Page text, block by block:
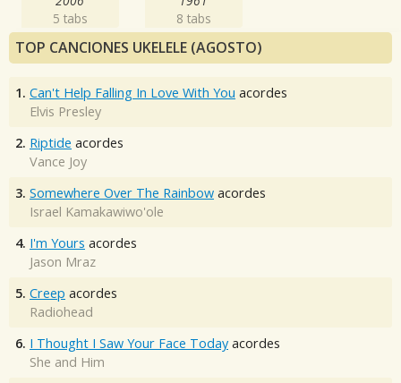
5 tabs
8 tabs
TOP CANCIONES UKELELE (AGOSTO)
1. Can't Help Falling In Love With You acordes
Elvis Presley
2. Riptide acordes
Vance Joy
3. Somewhere Over The Rainbow acordes
Israel Kamakawiwo'ole
4. I'm Yours acordes
Jason Mraz
5. Creep acordes
Radiohead
6. I Thought I Saw Your Face Today acordes
She and Him